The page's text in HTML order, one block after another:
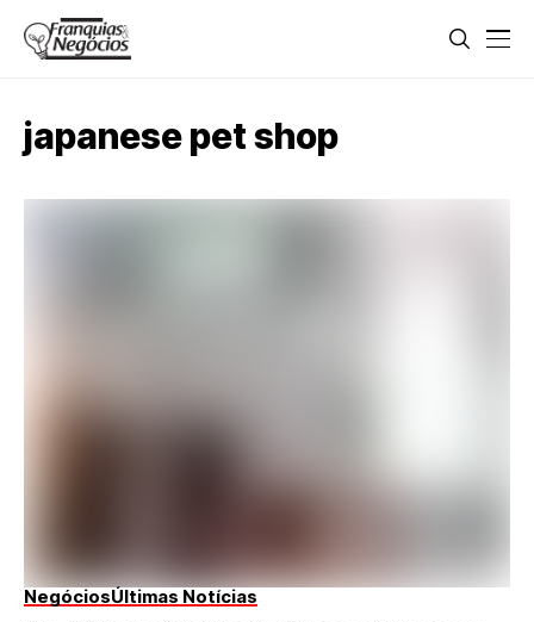
japanese pet shop
NegóciosÚltimas Notícias